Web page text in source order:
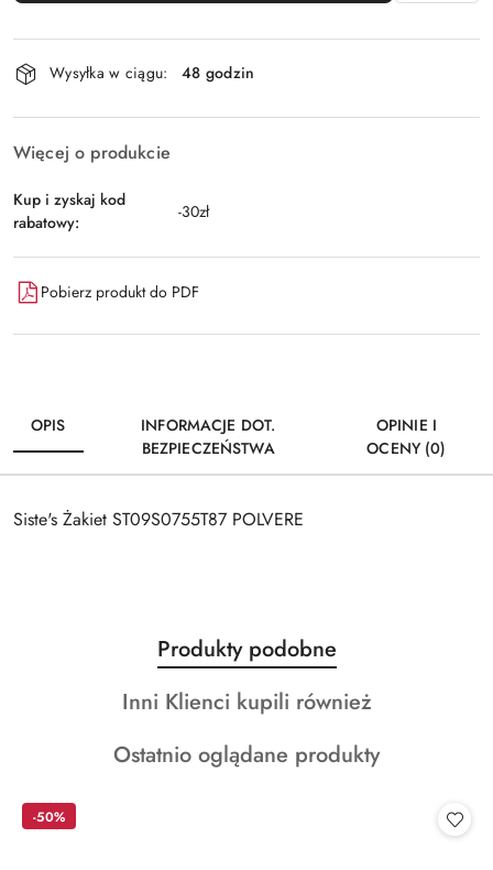
Dostępność
i
dostawa
Wysyłka w ciągu: 48 godzin
Więcej o produkcie
Kup i zyskaj kod
rabatowy:
-30zł
Pobierz produkt do PDF
OPIS
INFORMACJE DOT.
BEZPIECZEŃSTWA
OPINIE I
OCENY (0)
Siste's Żakiet ST09S0755T87 POLVERE
Pomiń karuzelę produktów
Produkty
o
statusie:
Produkty podobne
Produkty
statusie:
Inni Klienci kupili również
Produkty
Ostatnio oglądane produkty
-50%